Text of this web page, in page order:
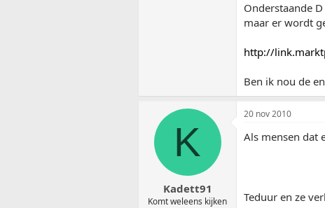
Onderstaande
maar er wordt
http://
Ben ik nou de
K
Kadett91
Komt weleens kijken
20 nov 2010
Als mensen dat
Teduur en ze